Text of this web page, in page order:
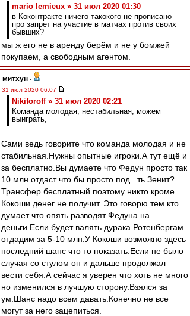
mario lemieux » 31 июл 2020 01:30
в Коконтракте ничего такокого не прописано
про запрет на участие в матчах против своих
бывших?
мы ж его не в аренду берём и не у бомжей
покупаем, а свободным агентом.
митхун -
31 июл 2020 06:07
Nikiforoff » 31 июл 2020 02:21
Команда молодая, нестабильная, можем
выиграть,
Сами ведь говорите что команда молодая и не
стабильная.Нужны опытные игроки.А тут ещё и
за бесплатно.Вы думаете что Федун просто так
10 млн отдаст что бы просто под...ть Зенит?
Трансфер бесплатный поэтому никто кроме
Кокоши денег не получит. Это говорю тем кто
думает что опять разводят Федуна на
деньги.Если будет валять дурака Ротенбергам
отдадим за 5-10 млн.У Кокоши возможно здесь
последний шанс что то показать.Если не было
случая со стулом он и дальше продолжал
вести себя.А сейчас я уверен что хоть не много
но изменился в лучшую сторону.Взялся за
ум.Шанс надо всем давать.Конечно не все
могут за него зацепиться.